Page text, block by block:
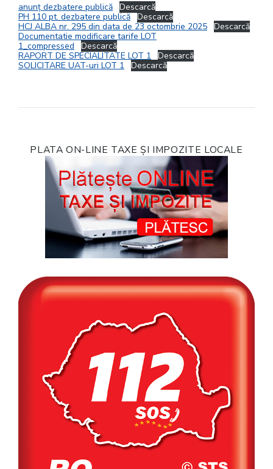
anunț dezbatere publică Descarcă
PH 110 pt. dezbatere publică Descarcă
HCJ ALBA nr. 295 din data de 23 octombrie 2025 Descarcă
Documentatie modificare tarife LOT
1_compressed
Descarcă
RAPORT DE SPECIALITATE LOT 1
Descarcă
SOLICITARE UAT-uri LOT 1
Descarcă
PLATA ON-LINE TAXE ȘI IMPOZITE LOCALE